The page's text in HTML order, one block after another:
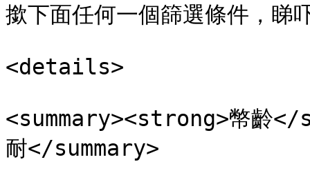
撳下面任何一個篩選條件，睇
<details>
<summary><strong>幣齡
耐</summary>